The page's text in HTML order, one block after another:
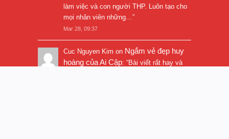
làm việc và con người THP. Luôn tạo cho
mọi nhân viên những… ”
Mar 28, 09:37
Cuc Nguyen Kim on Ngắm vẻ đẹp huy
hoàng của Ai Cập: “Bài viết rất hay và